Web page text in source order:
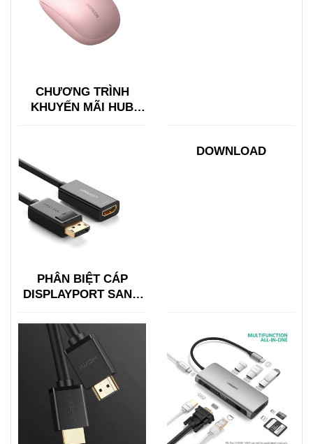
CHƯƠNG TRÌNH
KHUYẾN MÃI HUB
PHÂN BIỆT CÁP
DISPLAYPORT SANG
DISPLAYPORT
DOWNLOAD